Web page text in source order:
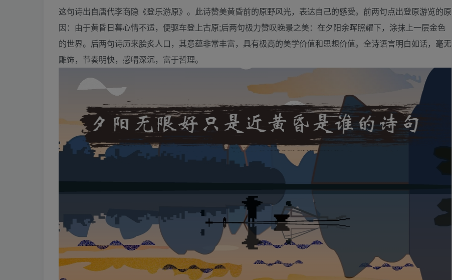
这句诗出自唐代李商隐《登乐游原》。此诗赞美黄昏前的原野风光，表达自己的感受。前两句点出登原游览的原
因：由于黄昏日暮心情不适，便驱车登上古原;后两句极力赞叹晚景之美：在夕阳余晖照耀下，涂抹上一层金色
的世界。后两句诗历来脍炙人口，其意蕴非常丰富，具有极高的美学价值和思想价值。全诗语言明白如话，毫无
雕饰，节奏明快，感喟深沉，富于哲理。